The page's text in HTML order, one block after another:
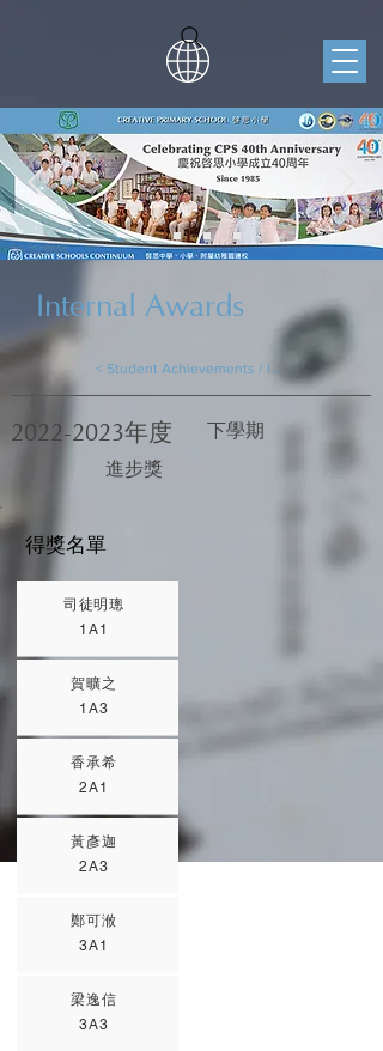
Internal Awards
2022-2023年度 下學期
進步獎
得獎名單
司徒明璁
1A1
賀曠之
1A3
香承希
2A1
黃彥迦
2A3
鄭可浟
3A1
梁逸信
3A3